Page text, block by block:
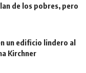
de los pobres, pero
un edificio lindero al
Kirchner